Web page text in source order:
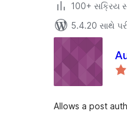
100+ સક્રિય
5.4.20 સાથે
Allows a post